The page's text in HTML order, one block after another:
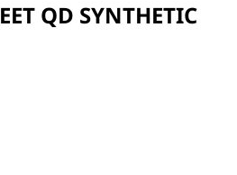
QD SYNTHETIC